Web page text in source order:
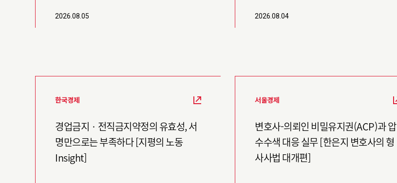
2026.08.05 2026.08.04
한국경제
경업금지 · 전직금지약정의 유효성, 서
명만으로는 부족하다 [지평의 노동
Insight]
서울경제
변호사-의뢰인 비밀유지권(ACP)과 압
수수색 대응 실무 [한은지 변호사의 형
사사법 대개편]